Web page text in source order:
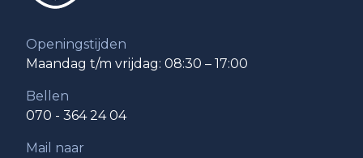
Openingstijden
Maandag t/m vrijdag: 08:30 – 17:00
Bellen
070 - 364 24 04
Mail naar